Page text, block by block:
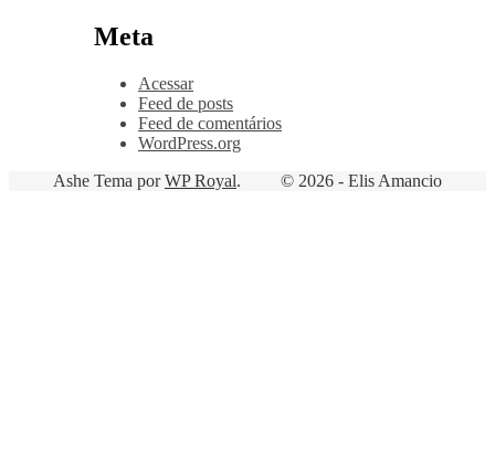
Meta
Acessar
Feed de posts
Feed de comentários
WordPress.org
© 2026 - Elis Amancio
Ashe Tema porWP Royal.